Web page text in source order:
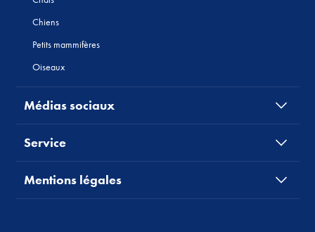
Chiens
Petits mammifères
Oiseaux
Médias sociaux
Service
Mentions légales